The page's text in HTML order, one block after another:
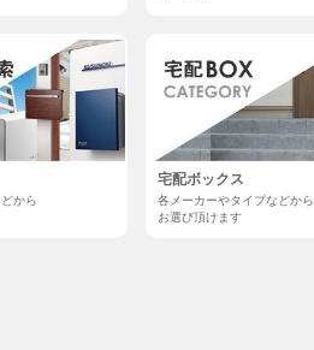
から
宅配ボックス
各メーカーやタイプなどから
お選び頂けます